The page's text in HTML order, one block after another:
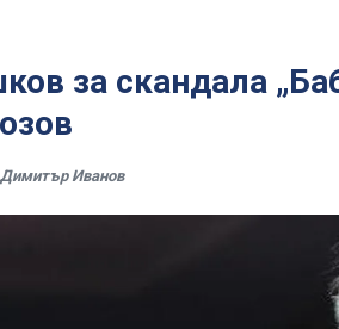
за скандала
Димитър Иванов